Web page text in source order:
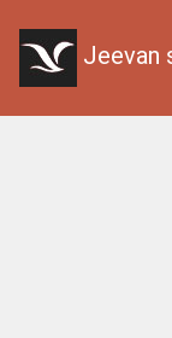
Jeevan